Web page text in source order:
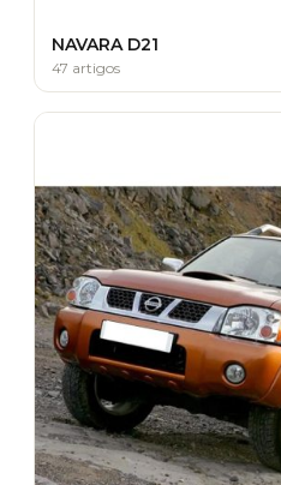
NAVARA D21
47 artigos